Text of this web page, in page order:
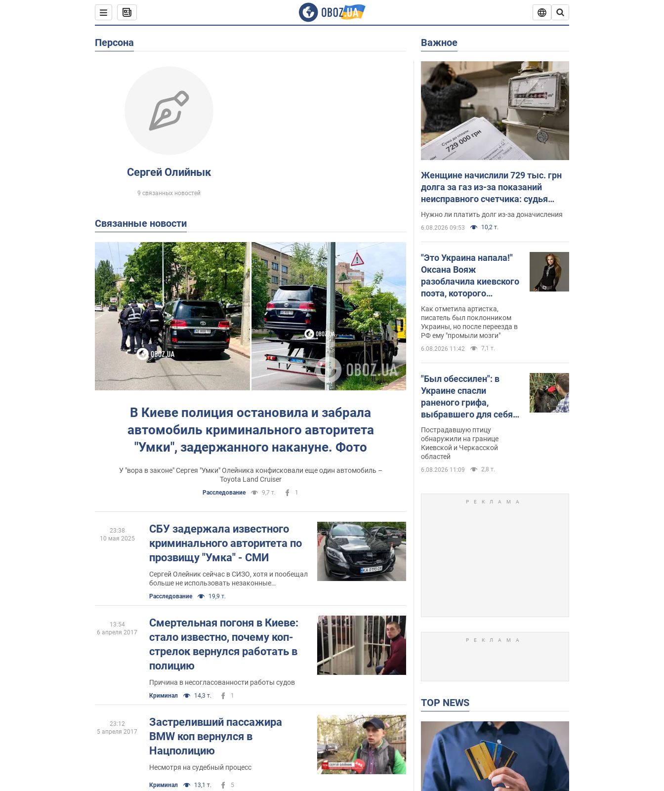
Персона
Сергей Олийнык
9 связанных новостей
Связанные новости
В Киеве полиция остановила и забрала
автомобиль криминального авторитета
"Умки", задержанного накануне. Фото
У "вора в законе" Сергея "Умки" Олейника конфисковали еще один автомобиль –
Toyota Land Cruiser
Расследование 9,7 т. 1
СБУ задержала известного
криминального авторитета по
прозвищу "Умка" - СМИ
Сергей Олейник сейчас в СИЗО, хотя и пообещал
больше не использовать незаконные
Расследование 19,9 т.
23:38
10 мая 2025
Смертельная погоня в Киеве:
стало известно, почему коп-
стрелок вернулся работать в
полицию
Причина в несогласованности работы судов
Криминал 14,3 т. 1
13:54
6 апреля 2017
Застреливший пассажира
BMW коп вернулся в
Нацполицию
Несмотря на судебный процесс
Криминал 13,1 т. 5
23:12
5 апреля 2017
Важное
Женщине начислили 729 тыс. грн
долга за газ из-за показаний
неисправного счетчика: судья
вынес неожиданное решение
Нужно ли платить долг из-за доначисления
6.08.2026 09:53 10,2 т.
"Это Украина напала!"
Оксана Вояж
разоблачила киевского
поэта, которого
"зазомбировали": он
даже русского не знал,
а теперь хочет
геноцида украинцев
Как отметила артистка,
писатель был поклонником
Украины, но после переезда в
РФ ему "промыли мозги"
6.08.2026 11:42 7,1 т.
"Был обессилен": в
Украине спасли
раненого грифа,
выбравшего для себя
нетипичный маршрут.
Фото
Пострадавшую птицу
обнаружили на границе
Киевской и Черкасской
областей
6.08.2026 11:09 2,8 т.
TOP NEWS